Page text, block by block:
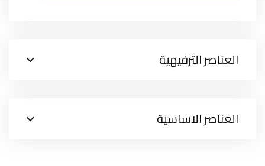
العناصر الترفيهية
العناصر الاساسية